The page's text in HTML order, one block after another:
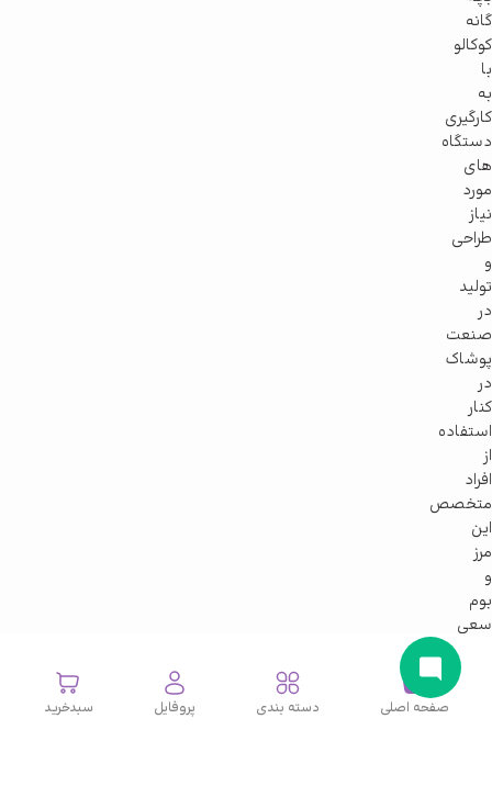
صفحه اصلی دسته بندی پروفایل سبدخرید
گانه
کوکالو
با
به
کارگیری
دستگاه
های
مورد
نیاز
طراحی
و
تولید
در
صنعت
پوشاک
در
کنار
استفاده
از
افراد
متخصص
این
مرز
و
بوم
سعی
ارتقای